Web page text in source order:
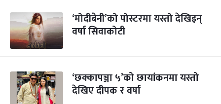
‘मोदीबेनी’को पोस्टरमा यस्तो देखिइन्
वर्षा सिवाकोटी
‘छक्कापञ्जा ५’को छायांकनमा यस्तो
देखिए दीपक र वर्षा